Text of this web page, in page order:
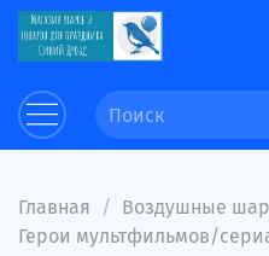
Главная Воздушные
Герои мультфильмов/